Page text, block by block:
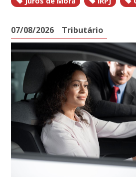
07/08/2026 Tributário